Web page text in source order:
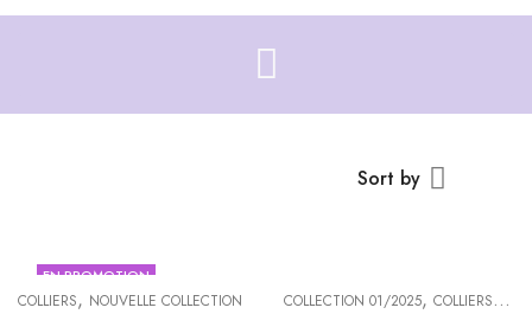
Sort by
EN PROMOTION
COLLIERS, NOUVELLE COLLECTION COLLECTION 01/2025, COLLIERS,